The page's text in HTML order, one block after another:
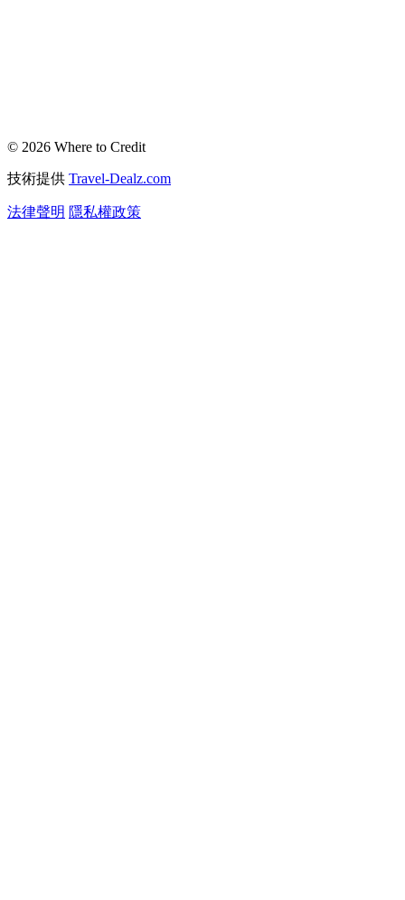
© 2026 Where to Credit
技術提供 Travel-Dealz.com
法律聲明 隱私權政策